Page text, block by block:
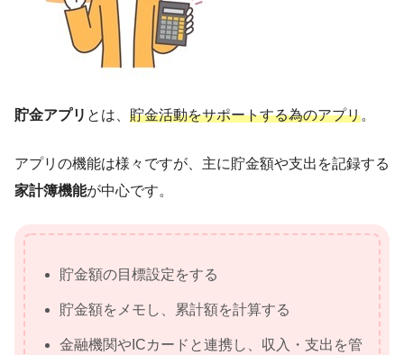
貯金アプリ とは、 貯金活動をサポートする為のアプリ。
アプリの機能は様々ですが、主に貯金額や支出を記録する
家計簿機能が中心です。
貯金額の目標設定をする
貯金額をメモし、累計額を計算する
金融機関やICカードと連携し、収入・支出を管